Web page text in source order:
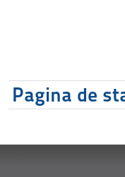
Pagina de